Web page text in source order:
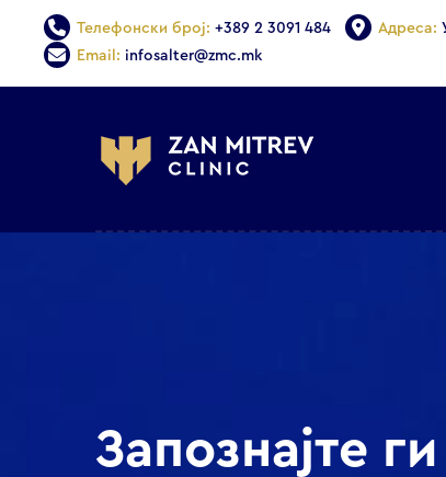
Телефонски број: +389 2 3091 484 Адреса:
Email: infosalter@zmc.mk
Запознајте